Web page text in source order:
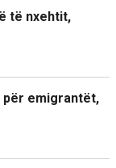
të nxehtit,
për emigrantët,